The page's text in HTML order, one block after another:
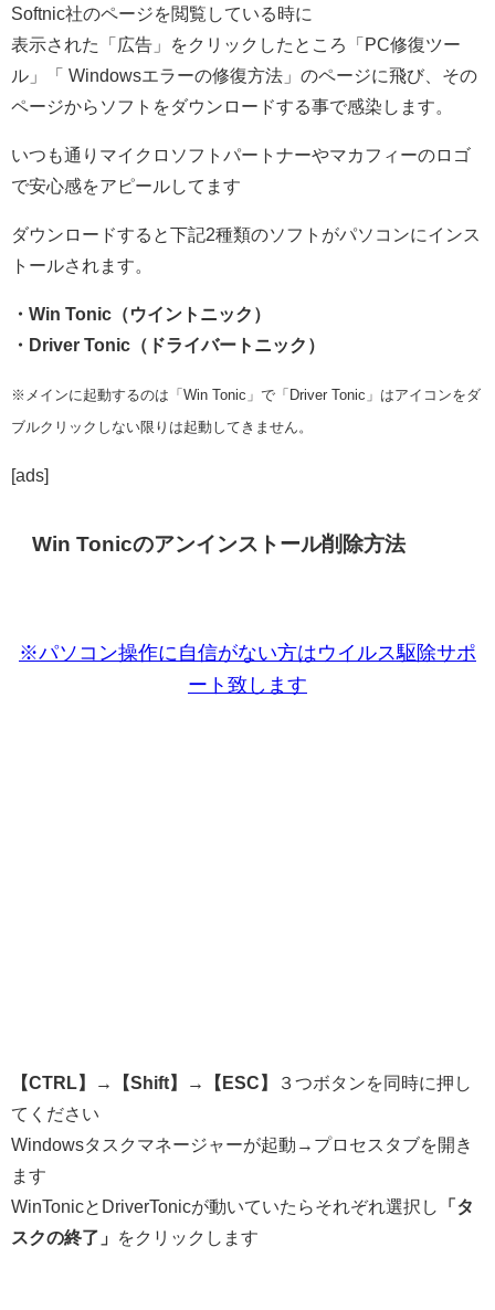
Softnic社のページを閲覧している時に
表示された「広告」をクリックしたところ「PC修復ツー
ル」「 Windowsエラーの修復方法」のページに飛び、その
ページからソフトをダウンロードする事で感染します。
いつも通りマイクロソフトパートナーやマカフィーのロゴ
で安心感をアピールしてます
ダウンロードすると下記2種類のソフトがパソコンにインス
トールされます。
・Win Tonic（ウイントニック）
・Driver Tonic（ドライバートニック）
※メインに起動するのは「Win Tonic」で「Driver Tonic」はアイコンをダ
ブルクリックしない限りは起動してきません。
[ads]
Win Tonicのアンインストール削除方法
※パソコン操作に自信がない方はウイルス駆除サポ
ート致します
【CTRL】→【Shift】→【ESC】
３つボタンを同時に押し
てください
Windowsタスクマネージャーが起動→プロセスタブを開き
ます
WinTonicとDriverTonicが動いていたらそれぞれ選択し
「タ
スクの終了」
をクリックします